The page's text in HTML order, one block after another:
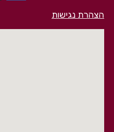
הצהרת נגישות